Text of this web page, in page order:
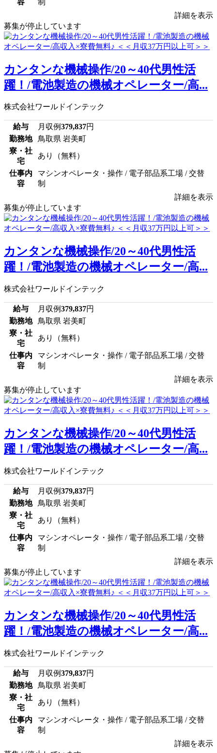
詳細を表示
募集が停止しています
カンタンな機械操作/20～40代男性活
躍！/電池製造の機械オペレーター/高...
株式会社ワールドインテック
給与 月収例379,837円
勤務地
鳥取県 岩美町
寮・社
宅
あり（無料）
仕事内
容
マシンオペレータ・操作 / 電子部品系工場 / 交替
制
詳細を表示
募集が停止しています
カンタンな機械操作/20～40代男性活
躍！/電池製造の機械オペレーター/高...
株式会社ワールドインテック
給与 月収例379,837円
勤務地
鳥取県 岩美町
寮・社
宅
あり（無料）
仕事内
容
マシンオペレータ・操作 / 電子部品系工場 / 交替
制
詳細を表示
募集が停止しています
カンタンな機械操作/20～40代男性活
躍！/電池製造の機械オペレーター/高...
株式会社ワールドインテック
給与 月収例379,837円
勤務地
鳥取県 岩美町
寮・社
宅
あり（無料）
仕事内
容
マシンオペレータ・操作 / 電子部品系工場 / 交替
制
詳細を表示
募集が停止しています
カンタンな機械操作/20～40代男性活
躍！/電池製造の機械オペレーター/高...
株式会社ワールドインテック
給与 月収例379,837円
勤務地
鳥取県 岩美町
寮・社
宅
あり（無料）
仕事内
容
マシンオペレータ・操作 / 電子部品系工場 / 交替
制
詳細を表示